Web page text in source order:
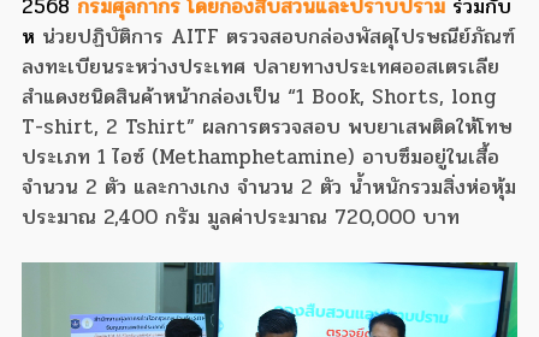
ห น่วยปฏิบัติการ AITF ตรวจสอบกล่องพัสดุไปรษณีย์ภัณฑ์
ลงทะเบียนระหว่างประเทศ ปลายทางประเทศออสเตรเลีย
สำแดงชนิดสินค้าหน้ากล่องเป็น “1 Book, Shorts, long
T-shirt, 2 Tshirt” ผลการตรวจสอบ พบยาเสพติดให้โทษ
ประเภท 1 ไอซ์ (Methamphetamine) อาบซึมอยู่ในเสื้อ
จำนวน 2 ตัว และกางเกง จำนวน 2 ตัว น้ำหนักรวมสิ่งห่อหุ้ม
ประมาณ 2,400 กรัม มูลค่าประมาณ 720,000 บาท